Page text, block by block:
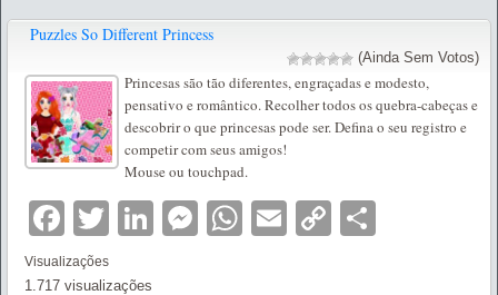
Puzzles So Different Princess
(Ainda Sem Votos)
Princesas são tão diferentes, engraçadas e modesto,
pensativo e romântico. Recolher todos os quebra-cabeças e
descobrir o que princesas pode ser. Defina o seu registro e
competir com seus amigos!
Mouse ou touchpad.
Facebook
TwitterLinkedIn
Messenger
WhatsApp
EmailCopy
Visualizações
1.717 visualizações